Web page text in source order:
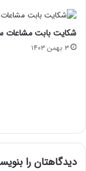
شکایت بابت مشاعات
۳ بهمن ۱۴۰۳
دیدگاهتان را